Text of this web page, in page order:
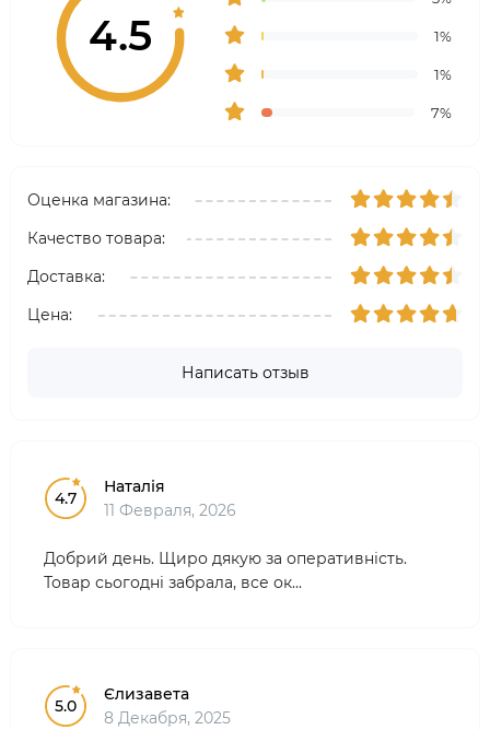
4.5 1%
1%
7%
Оценка магазина:
Качество товара:
Доставка:
Цена:
Написать отзыв
4.7
Наталія
11 Февраля, 2026
Добрий день. Щиро дякую за оперативність.
Товар сьогодні забрала, все ок...
5.0
Єлизавета
8 Декабря, 2025